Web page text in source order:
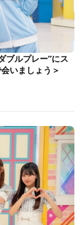
ブルプレー”にス
いましょう＞